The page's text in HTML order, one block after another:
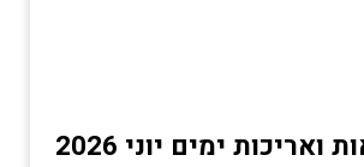
ימים יוני 2026